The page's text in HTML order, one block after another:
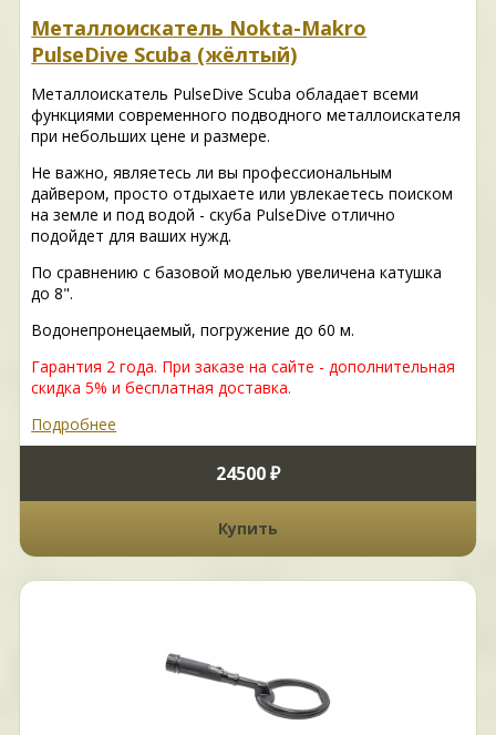
Металлоискатель Nokta-Makro
PulseDive Scuba (жёлтый)
Металлоискатель PulseDive Scuba обладает всеми
функциями современного подводного металлоискателя
при небольших цене и размере.
Не важно, являетесь ли вы профессиональным
дайвером, просто отдыхаете или увлекаетесь поиском
на земле и под водой - скуба PulseDive отлично
подойдет для ваших нужд.
По сравнению с базовой моделью увеличена катушка
до 8".
Водонепронецаемый, погружение до 60 м.
Гарантия 2 года. При заказе на сайте - дополнительная
скидка 5% и бесплатная доставка.
Подробнее
24500 ₽
Купить